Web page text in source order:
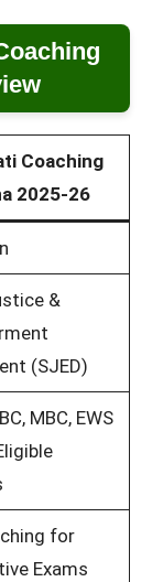
Coaching
2025-26
&
(SJED)
MBC, EWS
for
Exams